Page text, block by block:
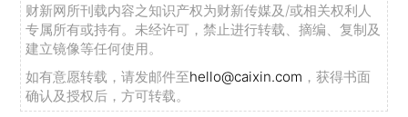
财新网所刊载内容之知识产权为财新传媒及/或相关权利人
专属所有或持有。未经许可，禁止进行转载、摘编、复制及
建立镜像等任何使用。
如有意愿转载，请发邮件至hello@caixin.com ，获得书面
确认及授权后，方可转载。